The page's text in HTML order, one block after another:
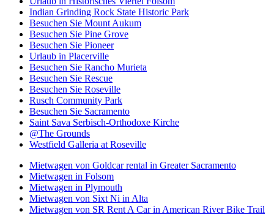
Indian Grinding Rock State Historic Park
Besuchen Sie Mount Aukum
Besuchen Sie Pine Grove
Besuchen Sie Pioneer
Urlaub in Placerville
Besuchen Sie Rancho Murieta
Besuchen Sie Rescue
Besuchen Sie Roseville
Rusch Community Park
Besuchen Sie Sacramento
Saint Sava Serbisch-Orthodoxe Kirche
@The Grounds
Westfield Galleria at Roseville
Mietwagen von Goldcar rental in Greater Sacramento
Mietwagen in Folsom
Mietwagen in Plymouth
Mietwagen von Sixt Ni in Alta
Mietwagen von SR Rent A Car in American River Bike Trail